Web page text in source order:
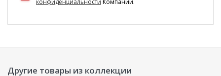
конфиденциальности Компании.
Другие товары из коллекции